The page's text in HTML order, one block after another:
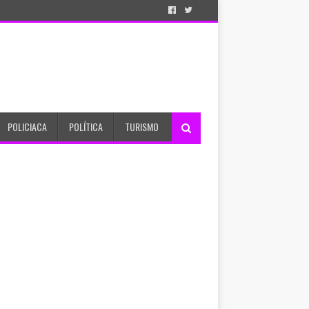
POLICIACA POLÍTICA TURISMO